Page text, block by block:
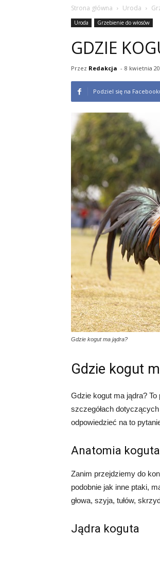
Strona główna Uroda
Uroda Grzebienie do włosów
GDZIE
Przez Redakcja - 8 kwietnia
Podziel się na
Gdzie kogut ma jądra?
Gdzie kogut
Gdzie kogut ma jądra?
szczegółach
odpowiedzieć na to
Anatomia koguta
Zanim przejdziemy do
podobnie jak inne ptaki,
głowa, szyja, tułów,
Jądra koguta